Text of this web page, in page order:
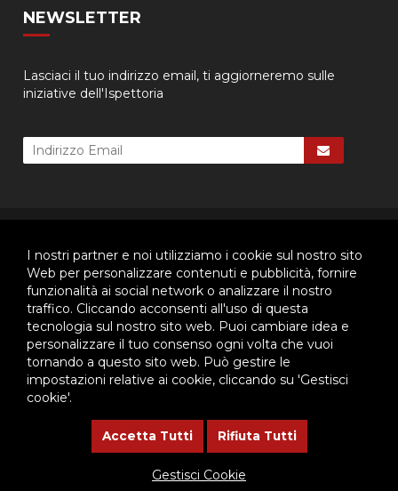
I nostri partner e noi utilizziamo i cookie sul nostro sito
Web per personalizzare contenuti e pubblicità, fornire
funzionalità ai social network o analizzare il nostro
traffico. Cliccando acconsenti all'uso di questa
tecnologia sul nostro sito web. Puoi cambiare idea e
personalizzare il tuo consenso ogni volta che vuoi
tornando a questo sito web. Può gestire le
impostazioni relative ai cookie, cliccando su 'Gestisci
cookie'.
Accetta Tutti Rifiuta Tutti
Gestisci Cookie
NEWSLETTER
Lasciaci il tuo indirizzo email, ti aggiorneremo sulle
iniziative dell'Ispettoria
Questo plugin utilizza cookie per raccogliere dati e cookie di
terze parti per migliorare l'esperienza utente. Per visualizzare il
plugin è necessario dare il consenso.
Clicca qui per modificare le preferenze sulla Cookie Policy
Questo plugin utilizza cookie per raccogliere dati e cookie di
terze parti per migliorare l'esperienza utente. Per visualizzare il
plugin è necessario dare il consenso.
Clicca qui per modificare le preferenze sulla Cookie Policy